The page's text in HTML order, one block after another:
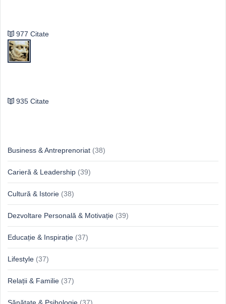
977 Citate
935 Citate
Business & Antreprenoriat (38)
Carieră & Leadership (39)
Cultură & Istorie (38)
Dezvoltare Personală & Motivație (39)
Educație & Inspirație (37)
Lifestyle (37)
Relații & Familie (37)